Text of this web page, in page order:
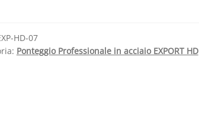
HD-07
Ponteggio Professionale in acciaio EXPORT HD